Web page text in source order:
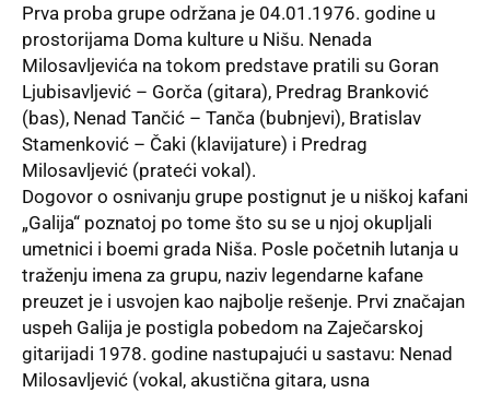
Prva proba grupe održana je 04.01.1976. godine u
prostorijama Doma kulture u Nišu. Nenada
Milosavljevića na tokom predstave pratili su Goran
Ljubisavljević – Gorča (gitara), Predrag Branković
(bas), Nenad Tančić – Tanča (bubnjevi), Bratislav
Stamenković – Čaki (klavijature) i Predrag
Milosavljević (prateći vokal).
Dogovor o osnivanju grupe postignut je u niškoj kafani
„Galija“ poznatoj po tome što su se u njoj okupljali
umetnici i boemi grada Niša. Posle početnih lutanja u
traženju imena za grupu, naziv legendarne kafane
preuzet je i usvojen kao najbolje rešenje. Prvi značajan
uspeh Galija je postigla pobedom na Zaječarskoj
gitarijadi 1978. godine nastupajući u sastavu: Nenad
Milosavljević (vokal, akustična gitara, usna